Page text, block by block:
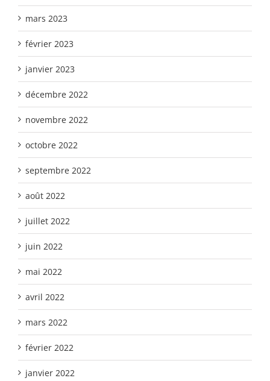
mars 2023
février 2023
janvier 2023
décembre 2022
novembre 2022
octobre 2022
septembre 2022
août 2022
juillet 2022
juin 2022
mai 2022
avril 2022
mars 2022
février 2022
janvier 2022